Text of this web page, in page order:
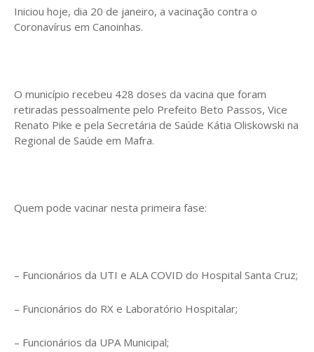
Iniciou hoje, dia 20 de janeiro, a vacinação contra o
Coronavírus em Canoinhas.
O município recebeu 428 doses da vacina que foram
retiradas pessoalmente pelo Prefeito Beto Passos, Vice
Renato Pike e pela Secretária de Saúde Kátia Oliskowski na
Regional de Saúde em Mafra.
Quem pode vacinar nesta primeira fase:
– Funcionários da UTI e ALA COVID do Hospital Santa Cruz;
– Funcionários do RX e Laboratório Hospitalar;
– Funcionários da UPA Municipal;